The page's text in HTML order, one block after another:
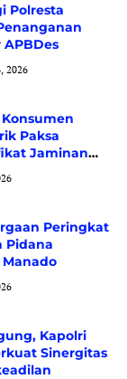
Polresta
2026
Paksa
Jaminan
Peringkat
Pidana
Manado
Kapolri
Sinergitas